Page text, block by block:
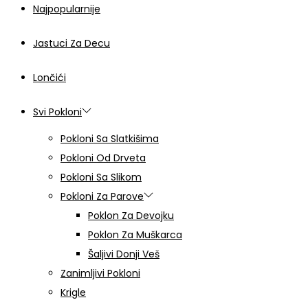
Najpopularnije
Jastuci Za Decu
Lončići
Svi Pokloni
Pokloni Sa Slatkišima
Pokloni Od Drveta
Pokloni Sa Slikom
Pokloni Za Parove
Poklon Za Devojku
Poklon Za Muškarca
Šaljivi Donji Veš
Zanimljivi Pokloni
Krigle